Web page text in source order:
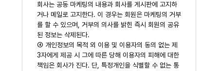
회사는 공동 마케팅의 내용과 회사를 게시판에 고지하
거나 메일로 고지한다. 이 경우는 회원은 마케팅의 거부
를 할 수 있으며, 거부의 의사를 밝힌 즉시 회원의 공유
된 정보는 삭제된다.
④ 개인정보의 목적 외 이용 및 이용자의 동의 없는 제
3자에게 제공 시 그에 따른 당해 이용자의 피해에 대한
책임은 회사가 진다. 단, 특정개인을 식별할 수 없는 통